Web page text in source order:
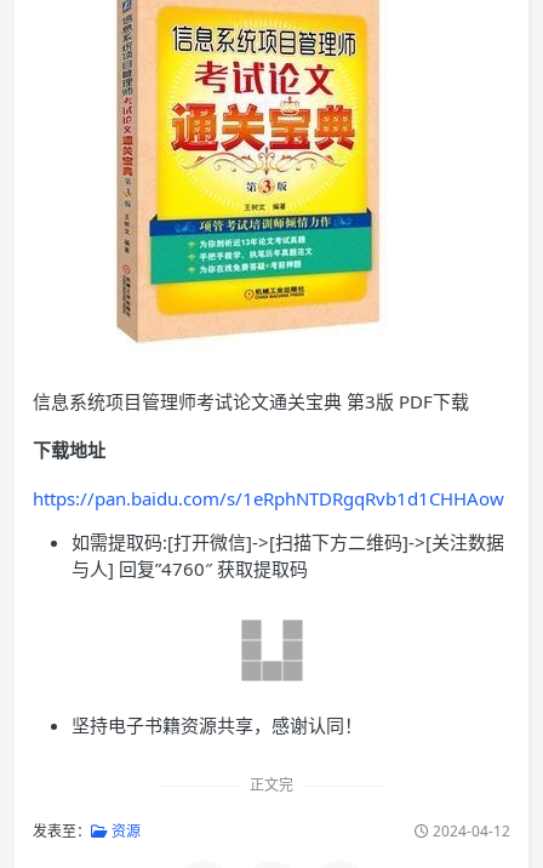
信息系统项目管理师考试论文通关宝典 第3版 PDF下载
下载地址
https://pan.baidu.com/s/1eRphNTDRgqRvb1d1CHHAow
如需提取码:[打开微信]->[扫描下方二维码]->[关注数据
与人] 回复”4760″ 获取提取码
坚持电子书籍资源共享，感谢认同！
正文完
发表至： 资源 2024-04-12